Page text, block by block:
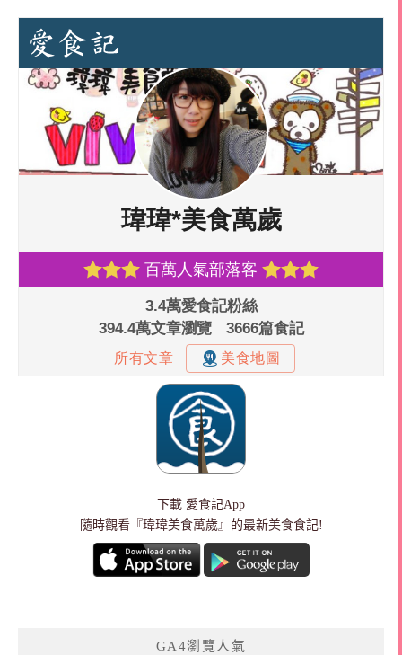
下載 愛食記App
隨時觀看『瑋瑋美食萬歲』的最新美食食記!
GA4瀏覽人氣